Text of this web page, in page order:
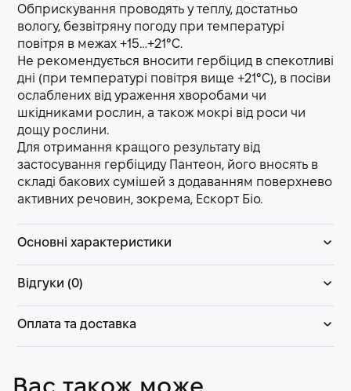
Обприскування проводять у теплу, достатньо
вологу, безвітряну погоду при температурі
повітря в межах +15…+21°С.
Не рекомендується вносити гербіцид в спекотливі
дні (при температурі повітря вище +21°С), в посіви
ослаблених від ураження хворобами чи
шкідниками рослин, а також мокрі від роси чи
дощу рослини.
Для отримання кращого результату від
застосування гербіциду Пантеон, його вносять в
складі бакових сумішей з додаванням поверхнево
активних речовин, зокрема, Ескорт Біо.
Основні характеристики
Відгуки (0)
Оплата та доставка